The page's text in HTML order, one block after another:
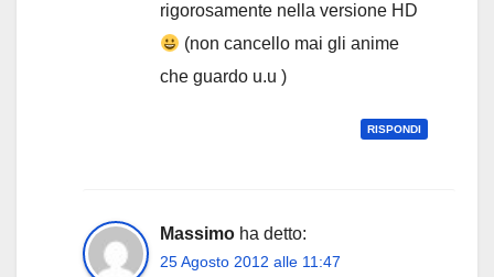
rigorosamente nella versione HD
(non cancello mai gli anime
che guardo u.u )
RISPONDI
Massimo ha detto:
25 Agosto 2012 alle 11:47